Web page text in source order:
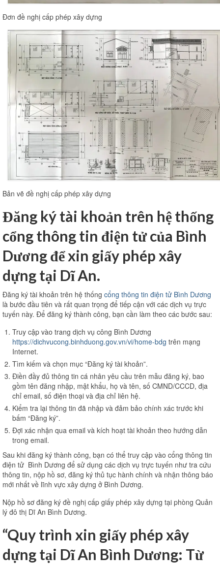
Đơn đề nghị cấp phép xây dựng
Bản vẽ đề nghị cấp phép xây dựng
Đăng ký tài khoản trên hệ thống
cổng thông tin điện tử của Bình
Dương để xin giấy phép xây
dựng tại Dĩ An.
Đăng ký tài khoản trên hệ thống cổng thông tin điện tử Bình Dương
là bước đầu tiên và rất quan trọng để tiếp cận với các dịch vụ trực
tuyến này. Để đăng ký thành công, bạn cần làm theo các bước sau:
Truy cập vào trang dịch vụ công Bình Dương
https://dichvucong.binhduong.gov.vn/vi/home-bdg trên mạng
Internet.
Tìm kiếm và chọn mục “Đăng ký tài khoản”.
Điền đầy đủ thông tin cá nhân yêu cầu trên mẫu đăng ký, bao
gồm tên đăng nhập, mật khẩu, họ và tên, số CMND/CCCD, địa
chỉ email, số điện thoại và địa chỉ liên hệ.
Kiểm tra lại thông tin đã nhập và đảm bảo chính xác trước khi
bấm “Đăng ký”.
Đợi xác nhận qua email và kích hoạt tài khoản theo hướng dẫn
trong email.
Sau khi đăng ký thành công, bạn có thể truy cập vào cổng thông tin
điện tử Bình Dương để sử dụng các dịch vụ trực tuyến như tra cứu
thông tin, nộp hồ sơ, đăng ký thủ tục hành chính và nhận thông báo
mới nhất về lĩnh vực xây dựng ở Bình Dương.
Nộp hồ sơ đăng ký đề nghị cấp giấy phép xây dựng tại phòng Quản
lý đô thị Dĩ An Bình Dương.
“Quy trình xin giấy phép xây
dựng tại Dĩ An Bình Dương: Từ